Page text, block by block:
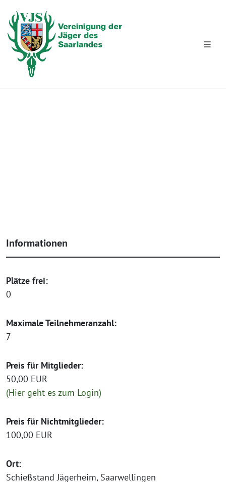
Informationen
Plätze frei:
0
Maximale Teilnehmeranzahl:
7
Preis für Mitglieder:
50,00 EUR
(Hier geht es zum Login)
Preis für Nichtmitglieder:
100,00 EUR
Ort:
Schießstand Jägerheim, Saarwellingen